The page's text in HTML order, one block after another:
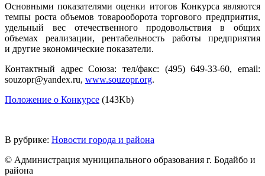
Основными показателями оценки итогов Конкурса являются
темпы роста объемов товарооборота торгового предприятия,
удельный вес отечественного продовольствия в общих
объемах реализации, рентабельность работы предприятия
и другие экономические показатели.
Контактный адрес Союза: тел/факс: (495) 649-33-60, еmail:
souzopr@yandex.ru, www.souzopr.org.
Положение о Конкурсе (143Kb)
В рубрике: Новости города и района
© Администрация муниципального образования г. Бодайбо и
района